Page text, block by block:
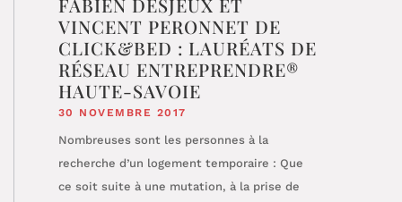
FABIEN DESJEUX ET
VINCENT PERONNET DE
CLICK&BED : LAURÉATS DE
RÉSEAU ENTREPRENDRE®
HAUTE-SAVOIE
30 NOVEMBRE 2017
Nombreuses sont les personnes à la
recherche d’un logement temporaire : Que
ce soit suite à une mutation, à la prise de